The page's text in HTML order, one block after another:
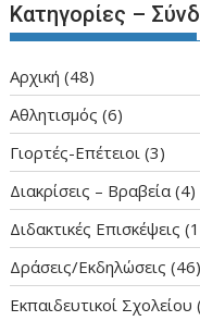
Κατηγορίες –
Aρχική (48)
Αθλητισμός (6)
Γιορτές-Επέτειοι (3)
Διακρίσεις – Βραβεία (4)
Διδακτικές Επισκέψεις
Δράσεις/Εκδηλώσεις (46)
Εκπαιδευτικοί Σχολείου